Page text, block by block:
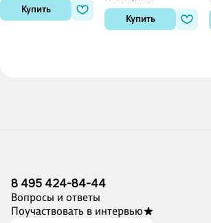
Купить
мудрецов
Купить
8 495 424-84-44
Вопросы и ответы
Поучаствовать в интервью